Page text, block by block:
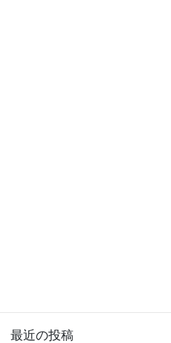
最近の投稿